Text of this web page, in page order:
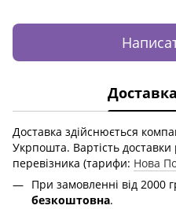
Доставка
Доставка здійснюється
Укрпошта. Вартість
перевізника (тарифи: Нова
При замовленні від 2000
безкоштовна.